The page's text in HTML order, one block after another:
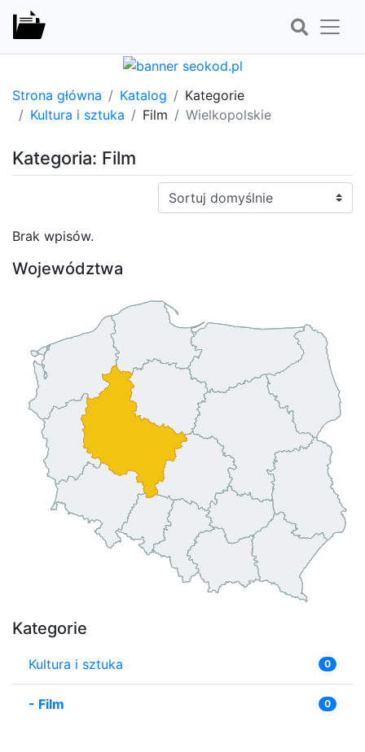
Strona główna Katalog
Kategorie
Kultura i sztuka
Film Wielkopolskie
Kategoria: Film
Sortuj:
Brak wpisów.
Województwa
Kategorie
Kultura i sztuka 0
- Film 0